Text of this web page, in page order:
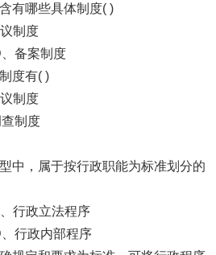
有哪些具体制度( )
制度
备案制度
度有( )
制度
制度
中，属于按行政职能为标准划分的
行政立法程序
行政内部程序